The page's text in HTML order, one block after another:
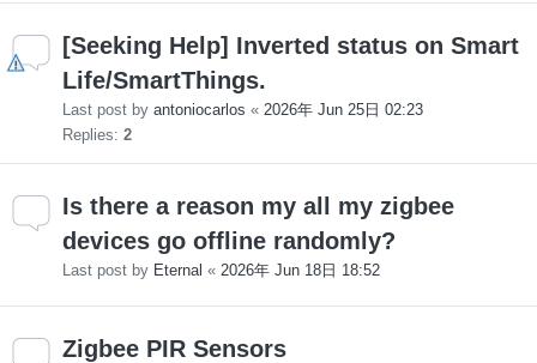
[Seeking Help] Inverted status on Smart
Life/SmartThings.
Last post by antoniocarlos « 2026年 Jun 25日 02:23
Replies: 2
Is there a reason my all my zigbee
devices go offline randomly?
Last post by Eternal « 2026年 Jun 18日 18:52
Zigbee PIR Sensors